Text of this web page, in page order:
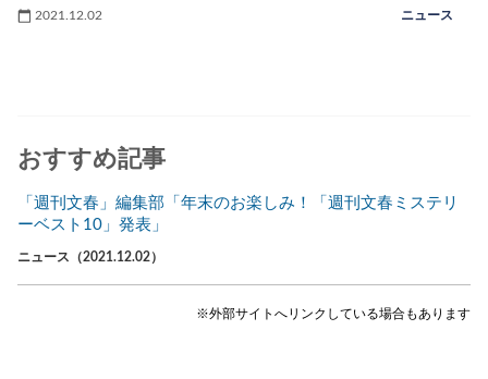
2021.12.02 ニュース
おすすめ記事
「週刊文春」編集部「年末のお楽しみ！「週刊文春ミステリ
ーベスト10」発表」
ニュース（2021.12.02）
※外部サイトへリンクしている場合もあります